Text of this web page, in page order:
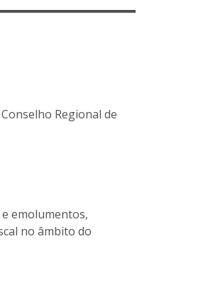
Regional de
emolumentos,
no âmbito do